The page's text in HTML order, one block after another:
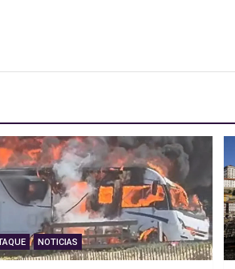
NOTICIAS